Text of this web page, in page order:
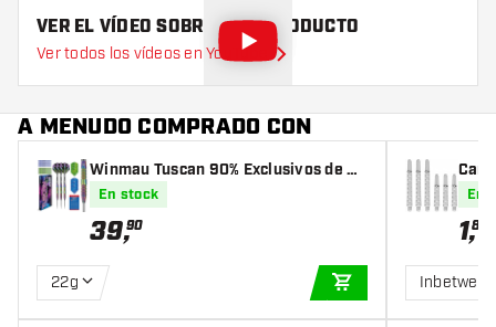
VER EL VÍDEO SOBRE ESTE PRODUCTO
Ver todos los vídeos en YouTube
A MENUDO COMPRADO CON
Winmau Tuscan 90% Exclusivos de Da
rtshopper - Punta de Acero
En stock
39,90
22g
AÑADIR A LA
En
1,80
Inbetween